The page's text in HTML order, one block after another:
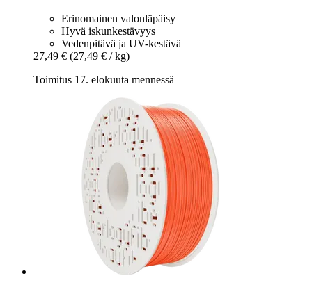
Erinomainen valonläpäisy
Hyvä iskunkestävyys
Vedenpitävä ja UV-kestävä
27,49 € (27,49 € / kg)
Toimitus 17. elokuuta mennessä